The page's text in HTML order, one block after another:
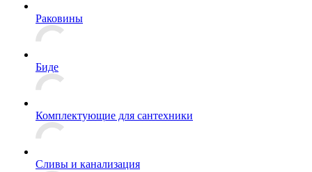
Раковины
Биде
Комплектующие для сантехники
Сливы и канализация